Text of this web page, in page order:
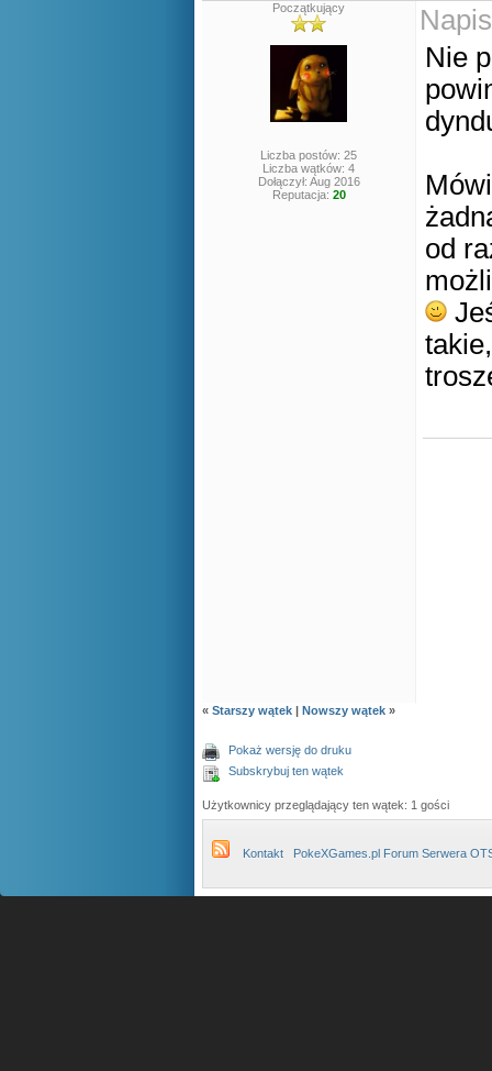
Początkujący
Liczba postów: 25
Liczba wątków: 4
Dołączył: Aug 2016
Reputacja: 20
Nie
od
« Starszy wątek | Nowszy wątek »
Pokaż wersję do druku
Subskrybuj ten wątek
Użytkownicy przeglądający ten wątek: 1 gości
Kontakt PokeXGames.pl Forum Serwera